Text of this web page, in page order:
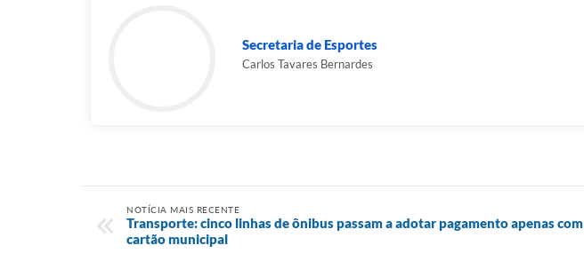
Secretaria de Esportes
Carlos Tavares Bernardes
NOTÍCIA MAIS RECENTE
Transporte: cinco linhas de ônibus passam a adotar pagamento apenas com
cartão municipal